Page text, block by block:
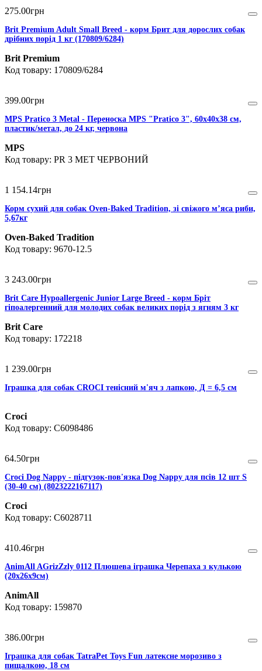
275.00грн
Brit Premium Adult Small Breed - корм Брит для дорослих собак
дрібних порід 1 кг (170809/6284)
Brit Premium
170809/6284
399.00грн
MPS Pratico 3 Metal - Переноска MPS "Pratico 3", 60х40х38 см,
пластик/метал, до 24 кг, червона
MPS
PR 3 MET ЧЕРВОНИЙ
1 154.14грн
Корм сухий для собак Oven-Baked Tradition, зі свіжого м’яса риби,
5,67кг
Oven-Baked Tradition
9670-12.5
3 243.00грн
Brit Care Hypoallergenic Junior Large Breed - корм Бріт
гіпоалергенний для молодих собак великих порід з ягням 3 кг
Brit Care
172218
1 239.00грн
Іграшка для собак CROCI тенісний м'яч з лапкою, Д = 6,5 см
Croci
C6098486
64.50грн
Croci Dog Nappy - підгузок-пов'язка Dog Nappy для псів 12 шт S
(30-40 см) (8023222167117)
Croci
C6028711
410.46грн
AnimAll AGrizZzly 0112 Плюшева іграшка Черепаха з кулькою
(20х26х9см)
AnimAll
159870
386.00грн
Іграшка для собак TatraPet Toys Fun латексне морозиво з
пищалкою, 18 см